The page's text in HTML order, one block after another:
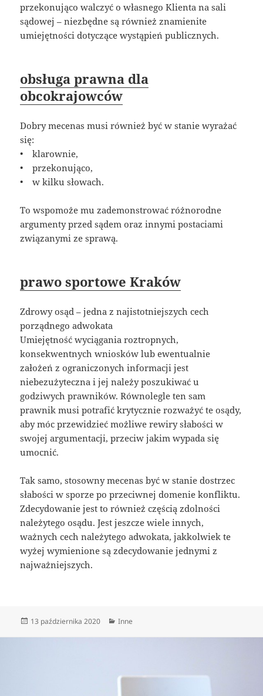
przekonująco walczyć o własnego Klienta na sali
sądowej – niezbędne są również znamienite
umiejętności dotyczące wystąpień publicznych.
obsługa prawna dla
obcokrajowców
Dobry mecenas musi również być w stanie wyrażać
się:
• klarownie,
• przekonująco,
• w kilku słowach.
To wspomoże mu zademonstrować różnorodne
argumenty przed sądem oraz innymi postaciami
związanymi ze sprawą.
prawo sportowe Kraków
Zdrowy osąd – jedna z najistotniejszych cech
porządnego adwokata
Umiejętność wyciągania roztropnych,
konsekwentnych wniosków lub ewentualnie
założeń z ograniczonych informacji jest
niebezużyteczna i jej należy poszukiwać u
godziwych prawników. Równolegle ten sam
prawnik musi potrafić krytycznie rozważyć te osądy,
aby móc przewidzieć możliwe rewiry słabości w
swojej argumentacji, przeciw jakim wypada się
umocnić.
Tak samo, stosowny mecenas być w stanie dostrzec
słabości w sporze po przeciwnej domenie konfliktu.
Zdecydowanie jest to również częścią zdolności
należytego osądu. Jest jeszcze wiele innych,
ważnych cech należytego adwokata, jakkolwiek te
wyżej wymienione są zdecydowanie jednymi z
najważniejszych.
Data
13 października 2020 Kategorie
Inne